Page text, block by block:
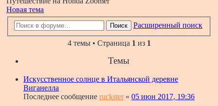
Новая тема
Поиск Расширенный поиск
4 темы • Страница 1 из 1
Темы
Искусственное солнце в Итальянской деревне
Виганелла
Последнее сообщение ruckster« 05 июн 2017, 19:36